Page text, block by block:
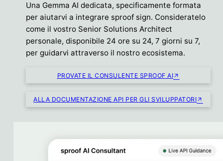
Una Gemma AI dedicata, specificamente formata
per aiutarvi a integrare sproof sign. Consideratelo
come il vostro Senior Solutions Architect
personale, disponibile 24 ore su 24, 7 giorni su 7,
per guidarvi attraverso il nostro ecosistema.
PROVATE IL CONSULENTE SPROOF AI
ALLA DOCUMENTAZIONE API PER GLI SVILUPPATORI